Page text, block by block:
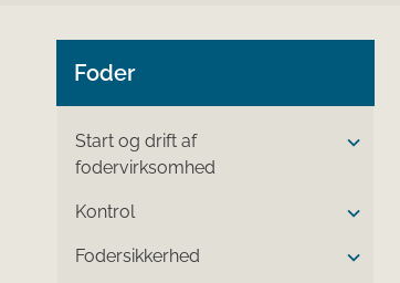
Foder
Start og drift af
fodervirksomhed
Kontrol
Fodersikkerhed